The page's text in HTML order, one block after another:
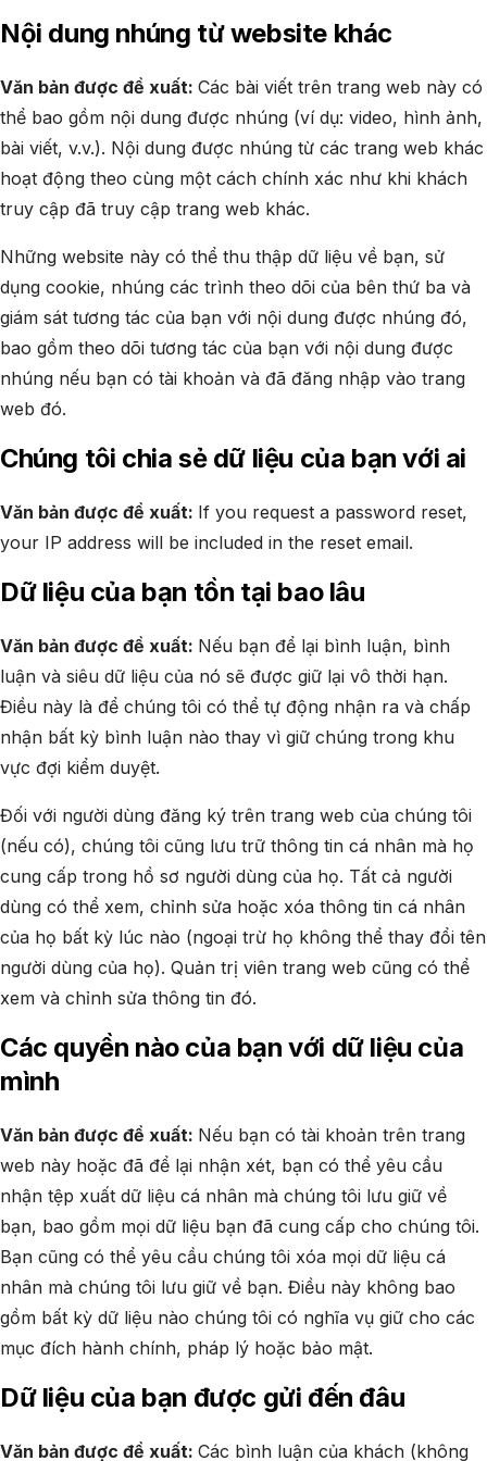
Nội dung nhúng từ website khác
Văn bản được đề xuất: Các bài viết trên trang web này có
thể bao gồm nội dung được nhúng (ví dụ: video, hình ảnh,
bài viết, v.v.). Nội dung được nhúng từ các trang web khác
hoạt động theo cùng một cách chính xác như khi khách
truy cập đã truy cập trang web khác.
Những website này có thể thu thập dữ liệu về bạn, sử
dụng cookie, nhúng các trình theo dõi của bên thứ ba và
giám sát tương tác của bạn với nội dung được nhúng đó,
bao gồm theo dõi tương tác của bạn với nội dung được
nhúng nếu bạn có tài khoản và đã đăng nhập vào trang
web đó.
Chúng tôi chia sẻ dữ liệu của bạn với ai
Văn bản được đề xuất: If you request a password reset,
your IP address will be included in the reset email.
Dữ liệu của bạn tồn tại bao lâu
Văn bản được đề xuất: Nếu bạn để lại bình luận, bình
luận và siêu dữ liệu của nó sẽ được giữ lại vô thời hạn.
Điều này là để chúng tôi có thể tự động nhận ra và chấp
nhận bất kỳ bình luận nào thay vì giữ chúng trong khu
vực đợi kiểm duyệt.
Đối với người dùng đăng ký trên trang web của chúng tôi
(nếu có), chúng tôi cũng lưu trữ thông tin cá nhân mà họ
cung cấp trong hồ sơ người dùng của họ. Tất cả người
dùng có thể xem, chỉnh sửa hoặc xóa thông tin cá nhân
của họ bất kỳ lúc nào (ngoại trừ họ không thể thay đổi tên
người dùng của họ). Quản trị viên trang web cũng có thể
xem và chỉnh sửa thông tin đó.
Các quyền nào của bạn với dữ liệu của
mình
Văn bản được đề xuất: Nếu bạn có tài khoản trên trang
web này hoặc đã để lại nhận xét, bạn có thể yêu cầu
nhận tệp xuất dữ liệu cá nhân mà chúng tôi lưu giữ về
bạn, bao gồm mọi dữ liệu bạn đã cung cấp cho chúng tôi.
Bạn cũng có thể yêu cầu chúng tôi xóa mọi dữ liệu cá
nhân mà chúng tôi lưu giữ về bạn. Điều này không bao
gồm bất kỳ dữ liệu nào chúng tôi có nghĩa vụ giữ cho các
mục đích hành chính, pháp lý hoặc bảo mật.
Dữ liệu của bạn được gửi đến đâu
Văn bản được đề xuất: Các bình luận của khách (không